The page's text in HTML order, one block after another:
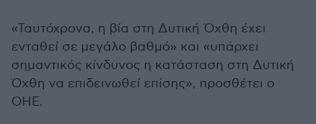
«Ταυτόχρονα, η βία στη Δυτική Όχθη έχει
ενταθεί σε μεγάλο βαθμό» και «υπάρχει
σημαντικός κίνδυνος η κατάσταση στη Δυτική
Όχθη να επιδεινωθεί επίσης», προσθέτει ο
ΟΗΕ.